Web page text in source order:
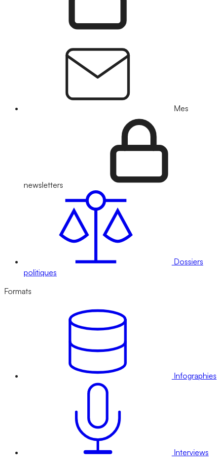
Mes
newsletters
Dossiers
politiques
Formats
Infographies
Interviews